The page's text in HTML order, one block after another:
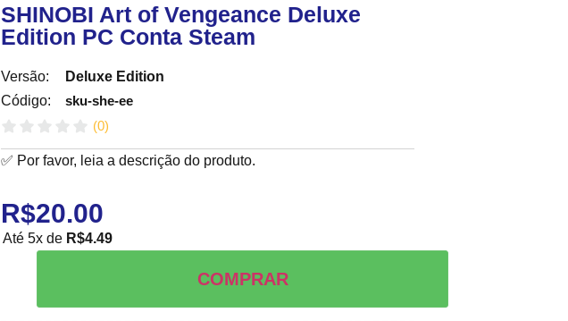
SHINOBI Art of Vengeance Deluxe
Edition PC Conta Steam
Versão:
Código:
Deluxe Edition
sku-she-ee
(0)
✅ Por favor, leia a descrição do produto.
R$20.00
Até 5x de R$4.49
COMPRAR